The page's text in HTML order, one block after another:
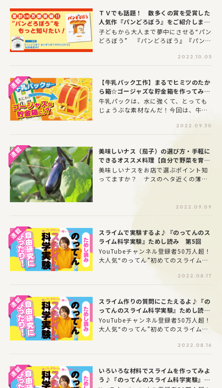
ミンCが豊富な「サツマイモ」です!
ＴＶでも話題！ 数多くの賞を受賞した
人気作『パンどろぼう』をご紹介しま
す！
子どもから大人まで夢中にさせる“パン
どろぼう” 『パンどろぼう』『パンど
ろぼうとなぞのフランスパン』『パン
どろぼう おにぎりぼうやのたびだち』
2022.10.05
【牛乳パック工作】まるでヒミツのたか
ら箱☆ゴージャズな貯金箱を作ってみよ
う！
牛乳パックは、水に強くて、とっても
じょうぶな素材なんだ！今回は、牛乳
作り方をレクチャー！くわしい作り方
やあそび方はYouTube『わくわくぱふ
ら、お家で作ってみよう！
2022.09.30
美味しいナス（茄子）の選び方・手軽に
できるオススメ料理【自分で野菜を育て
る漫画家が考察！】
美味しいナスをお店で選ぶポイント知
ってますか？ ナスのヘタ近くの薄い
品種にもよりますが、ヘタのトゲが
「指に刺さって痛い」くらいがgoo
ヤツヤしている！太ってずっしり重
い！
2022.09.09
スライムで実験するよ♪『のってんのス
ライム科学実験』ためし読み 第5回
YouTubeチャンネル登録者50万人超！
大人気“のってん”初めてのスライム本
ムを作って、実験してみよう！自由研
究にもぴったりだよ★
2022.08.17
スライム作りの質問にこたえるよ♪『の
ってんのスライム科学実験』ためし読
み 第4回
YouTubeチャンネル登録者50万人超！
大人気“のってん”初めてのスライム本
ムを作って、実験してみよう！自由研
究にもぴったりだよ★
2022.08.16
いろいろな材料でスライムを作ってみよ
う♪『のってんのスライム科学実験』た